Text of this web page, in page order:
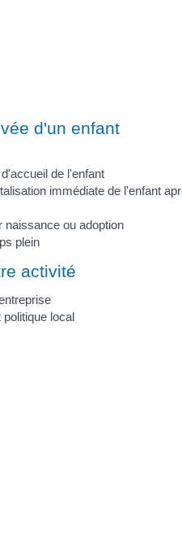
d'un enfant
de l'enfant
immédiate de l'enfant
naissance ou adoption
plein
activité
local